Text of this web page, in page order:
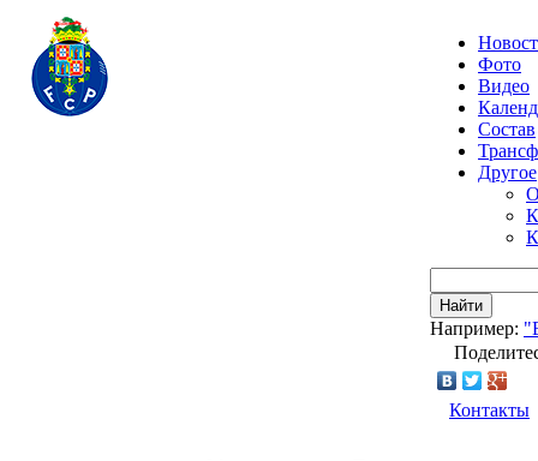
Фото
Видео
Состав
Другое
Найти
Например:
Контакты